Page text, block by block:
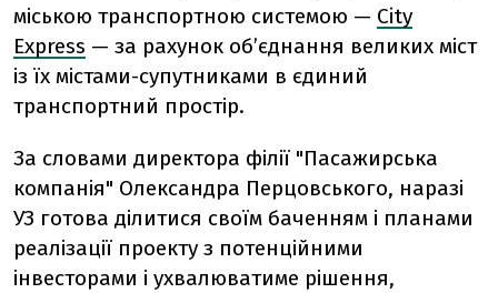
міською транспортною системою — City
Express — за рахунок об’єднання великих міст
із їх містами-супутниками в єдиний
транспортний простір.
За словами директора філії "Пасажирська
компанія" Олександра Перцовського, наразі
УЗ готова ділитися своїм баченням і планами
реалізації проекту з потенційними
інвесторами і ухвалюватиме рішення,